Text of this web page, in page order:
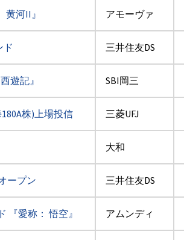
黄河II』 アモーヴァ
ド 三井住友DS
遊記』 SBI岡三
株)上場投信 三菱UFJ
大和
ープン 三井住友DS
『愛称： 悟空』 アムンディ